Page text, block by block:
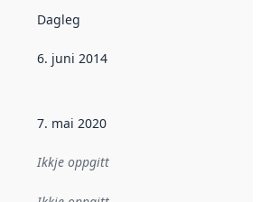
:
Dagleg
Denne datoen seier når dataa i dette
6. juni 2014
7. mai 2020
Ikkje oppgitt